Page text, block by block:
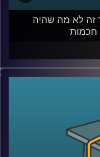
זה לא מה שהיה
חכמות
אנושית אדירה
למצוא עצמנו
ברחובות